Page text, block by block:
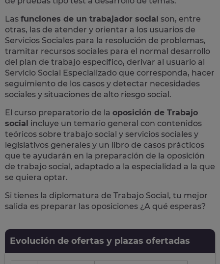
Las funciones de un trabajador social son, entre
otras, las de atender y orientar a los usuarios de
Servicios Sociales para la resolución de problemas,
tramitar recursos sociales para el normal desarrollo
del plan de trabajo específico, derivar al usuario al
Servicio Social Especializado que corresponda, hacer
seguimiento de los casos y detectar necesidades
sociales y situaciones de alto riesgo social.
El curso preparatorio de la oposición de Trabajo
social incluye un temario general con contenidos
teóricos sobre trabajo social y servicios sociales y
legislativos generales y un libro de casos prácticos
que te ayudarán en la preparación de la oposición
de trabajo social, adaptado a la especialidad a la que
se quiera optar.
Si tienes la diplomatura de Trabajo Social, tu mejor
salida es preparar las oposiciones ¿A qué esperas?
Evolución de ofertas y plazas ofertadas